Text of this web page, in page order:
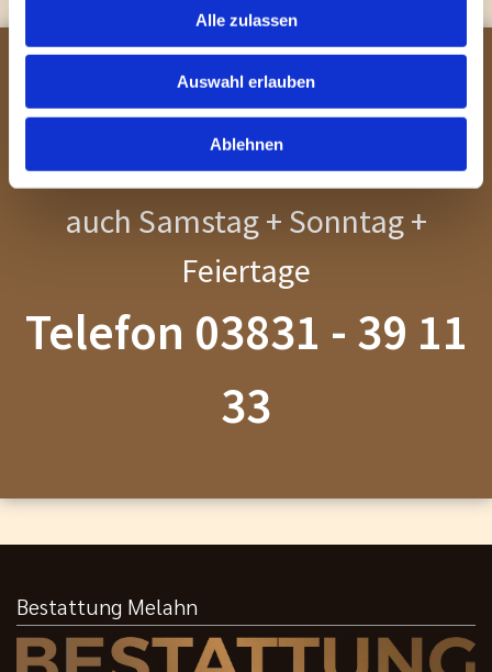
Alle zulassen
Auswahl erlauben
Ablehnen
24 Stunden
erreichbar
auch Samstag + Sonntag +
Feiertage
Telefon 03831 - 39 11
33
Bestattung Melahn